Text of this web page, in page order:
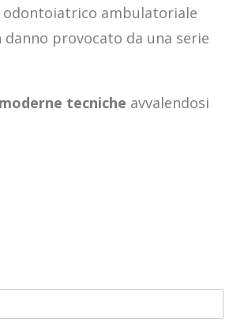
odontoiatrico ambulatoriale
provocato da una serie
moderne tecniche avvalendosi